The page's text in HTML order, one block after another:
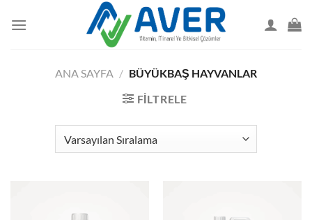
atla
ANA SAYFA / BÜYÜKBAŞ HAYVANLAR
FILTRELE